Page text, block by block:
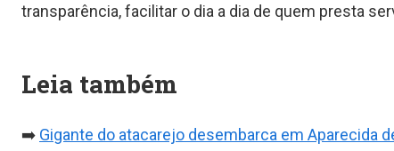
transparência, facilitar o dia a dia de quem presta
Leia também
➡️ Gigante do atacarejo desembarca em Aparecida